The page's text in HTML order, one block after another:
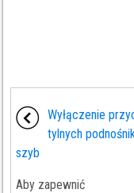
Wyłączenie
tylnych
szyb
Aby zapewnić